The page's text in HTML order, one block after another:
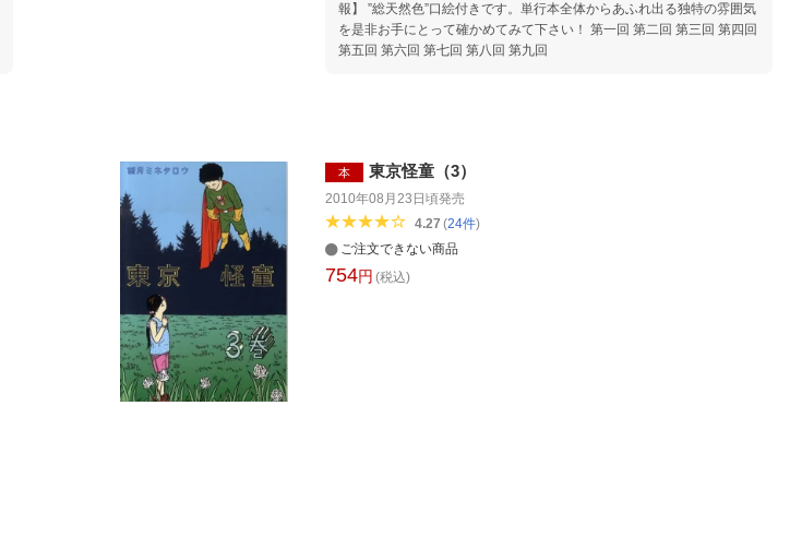
報】 ”総天然色”口絵付きです。単行本全体からあふれ出る独特の雰囲気
を是非お手にとって確かめてみて下さい！ 第一回 第二回 第三回 第四回
第五回 第六回 第七回 第八回 第九回
本 東京怪童（3）
2010年08月23日頃発売
4.27 (24件)
ご注文できない商品
754円 (税込)